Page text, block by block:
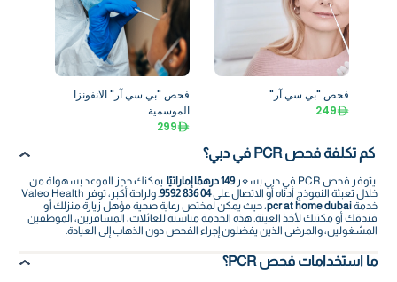
فحص "بي سي آر"
249
فحص "بي سي آر" الانفونزا
الموسمية
299
كم تكلفة فحص PCR في دبي؟
يتوفر فحص PCR في دبي بسعر 149 درهمًا إماراتيًا
. يمكنك حجز الموعد بسهولة من
خلال تعبئة النموذج أدناه أو الاتصال على04 836 9592
. ولراحة أكبر، توفر Valeo Health
خدمةpcr at home dubai، حيث يمكن لمختص رعاية صحية مؤهل زيارة منزلك أو
فندقك أو مكتبك لأخذ العينة. هذه الخدمة مناسبة للعائلات، المسافرين، الموظفين
المشغولين، والمرضى الذين يفضلون إجراء الفحص دون الذهاب إلى العيادة.
ما استخدامات فحص PCR؟